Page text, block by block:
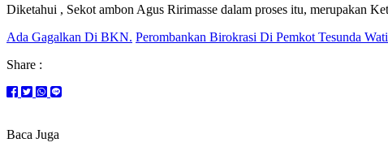
Diketahui , Sekot ambon Agus Ririmasse dalam proses itu, merupakan
Ada Gagalkan Di BKN. Perombankan Birokrasi Di Pemkot Tesunda
Share :
Baca Juga